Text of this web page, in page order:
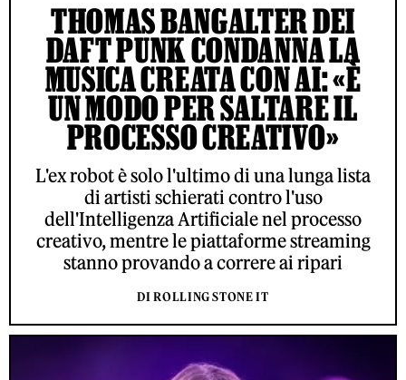
THOMAS BANGALTER DEI
DAFT PUNK CONDANNA LA
MUSICA CREATA CON AI: «È
UN MODO PER SALTARE IL
PROCESSO CREATIVO»
L'ex robot è solo l'ultimo di una lunga lista
di artisti schierati contro l'uso
dell'Intelligenza Artificiale nel processo
creativo, mentre le piattaforme streaming
stanno provando a correre ai ripari
DI ROLLING STONE IT